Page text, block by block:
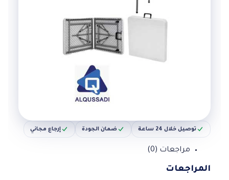
توصيل خلال 24 ساعة ضمان الجودة إرجاع مجاني
مراجعات (0)
المراجعات